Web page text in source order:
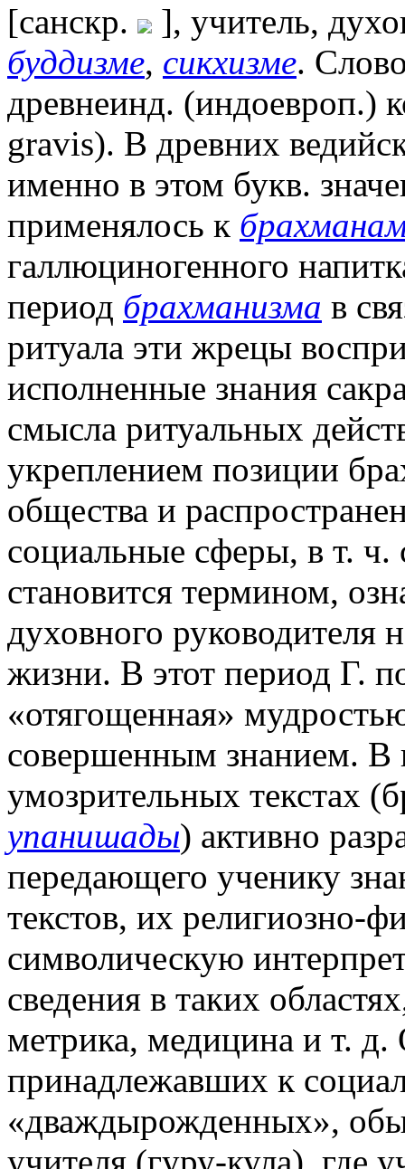
[санскр.
], учитель,
буддизме, сикхизме.
древнеинд. (индоевроп.)
gravis). В древних
именно в этом букв.
применялось к
галлюциногенного
период брахманизма в
ритуала эти жрецы
исполненные знания
смысла ритуальных
укреплением позиции
общества и
социальные сферы, в т.
становится термином,
духовного руководителя
жизни. В этот период Г.
«отягощенная»
совершенным знанием. В
умозрительных текстах
упанишады) активно
передающего ученику
текстов, их религиозно-
символическую
сведения в таких
метрика, медицина и т.
принадлежавших к
«дваждырожденных»,
учителя (гуру-кула), где